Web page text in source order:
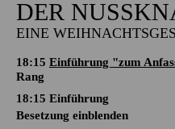
DER
EINE
18:15 Einführung "zum
Rang
18:15 Einführung
Besetzung einblenden